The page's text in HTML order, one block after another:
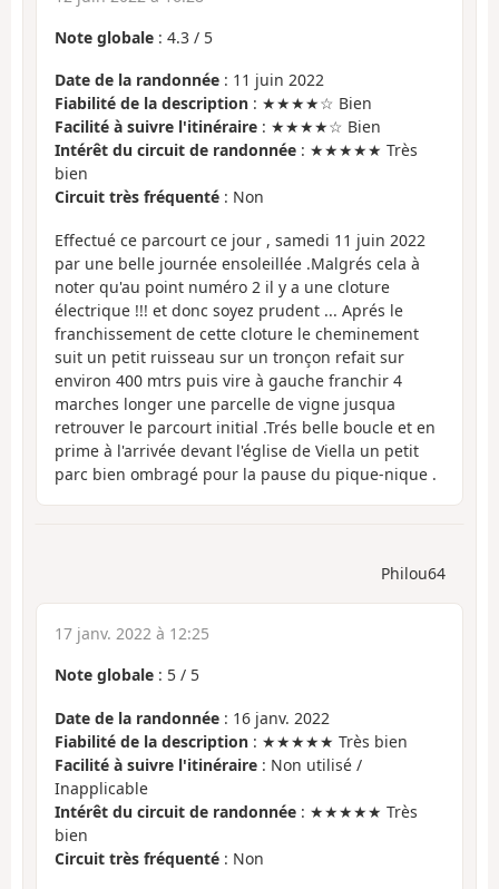
Note globale : 4.3 / 5
Date de la randonnée : 11 juin 2022
Fiabilité de la description : ★★★★☆ Bien
Facilité à suivre l'itinéraire : ★★★★☆ Bien
Intérêt du circuit de randonnée : ★★★★★ Très
bien
Circuit très fréquenté : Non
Effectué ce parcourt ce jour , samedi 11 juin 2022
par une belle journée ensoleillée .Malgrés cela à
noter qu'au point numéro 2 il y a une cloture
électrique !!! et donc soyez prudent ... Aprés le
franchissement de cette cloture le cheminement
suit un petit ruisseau sur un tronçon refait sur
environ 400 mtrs puis vire à gauche franchir 4
marches longer une parcelle de vigne jusqua
retrouver le parcourt initial .Trés belle boucle et en
prime à l'arrivée devant l'église de Viella un petit
parc bien ombragé pour la pause du pique-nique .
Philou64
17 janv. 2022 à 12:25
Note globale : 5 / 5
Date de la randonnée : 16 janv. 2022
Fiabilité de la description : ★★★★★ Très bien
Facilité à suivre l'itinéraire : Non utilisé /
Inapplicable
Intérêt du circuit de randonnée : ★★★★★ Très
bien
Circuit très fréquenté : Non